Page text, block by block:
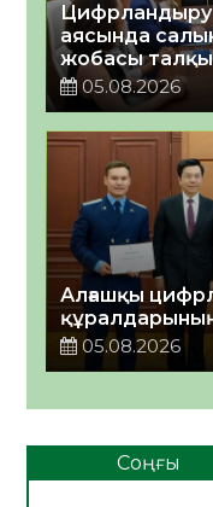
аясында
жобасы
05.08.2026
Алғашқы
05.08.2026
Соңғы